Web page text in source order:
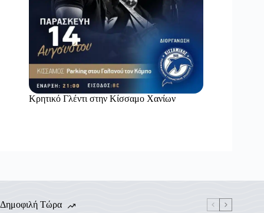
Κρητικό Γλέντι στην Κίσσαμο Χανίων
Δημοφιλή Τώρα